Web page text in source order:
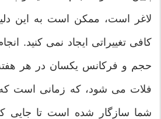
لاغر است، ممکن است به این
کافی تغییراتی ایجاد نمی کنید.
حجم و فرکانس یکسان در هر
فلات می شود، که زمانی است که
شما سازگار شده است تا جایی